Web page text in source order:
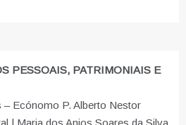
PESSOAIS, PATRIMONIAIS E
– Ecónomo P. Alberto Nestor